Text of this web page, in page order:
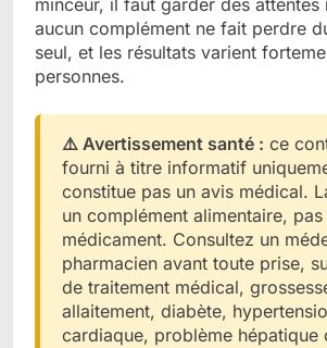
minceur, il faut garder des attentes
aucun complément ne fait perdre
seul, et les résultats varient
personnes.
⚠️ Avertissement santé : ce
fourni à titre informatif
constitue pas un avis médical.
un complément alimentaire, pas
médicament. Consultez un
pharmacien avant toute prise,
de traitement médical,
allaitement, diabète,
cardiaque, problème hépatique